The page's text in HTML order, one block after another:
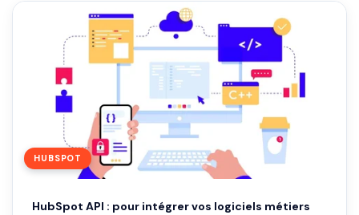
HUBSPOT
HubSpot API : pour intégrer vos logiciels métiers